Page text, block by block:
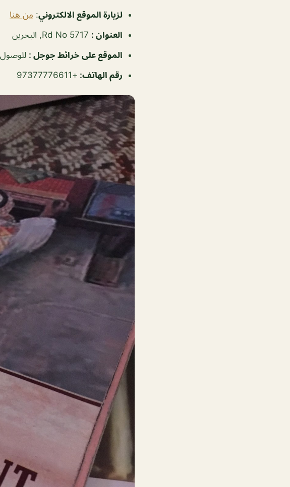
لزيارة الموقع الالكتروني: من هنا
العنوان :
الموقع على خرائط جوجل :
رقم الهاتف:
+97377776611